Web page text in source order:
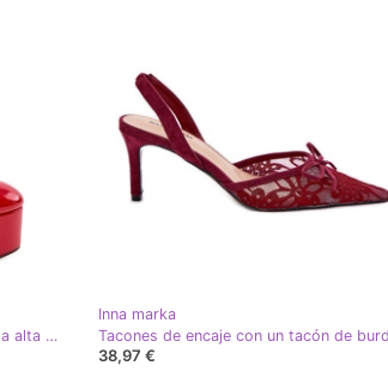
Bombas pintadas en una plataforma alta y roja rojo
Inna marka
38,97 €